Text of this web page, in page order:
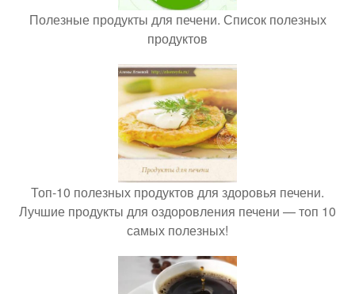
Полезные продукты для печени. Список полезных
продуктов
Топ-10 полезных продуктов для здоровья печени.
Лучшие продукты для оздоровления печени — топ 10
самых полезных!